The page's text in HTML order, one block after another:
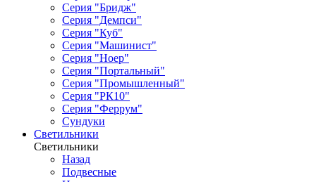
Серия "Бридж"
Серия "Демпси"
Серия "Куб"
Серия "Машинист"
Серия "Ноер"
Серия "Портальный"
Серия "Промышленный"
Серия "РК10"
Серия "Феррум"
Сундуки
Светильники
Светильники
Назад
Подвесные